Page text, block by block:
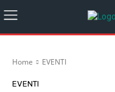
Home EVENTI
EVENTI